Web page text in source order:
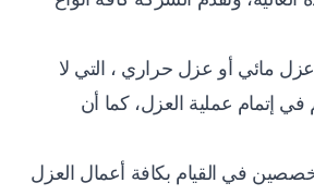
مائي أو عزل حراري ، التي لا
في إتمام عملية العزل، كما أن
في القيام بكافة أعمال العزل